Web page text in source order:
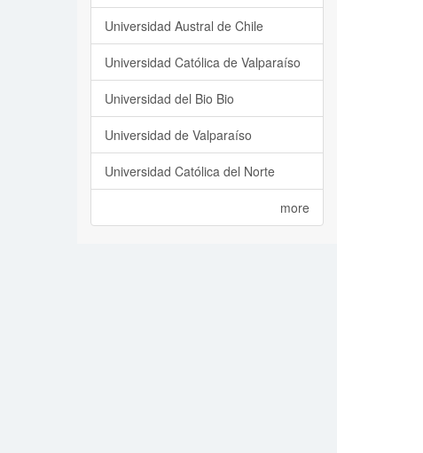
Universidad Austral de Chile
Universidad Católica de Valparaíso
Universidad del Bio Bio
Universidad de Valparaíso
Universidad Católica del Norte
more